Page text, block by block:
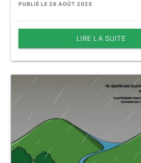
PUBLIÉ LE 26 AOÛT 2025
LIRE LA SUITE